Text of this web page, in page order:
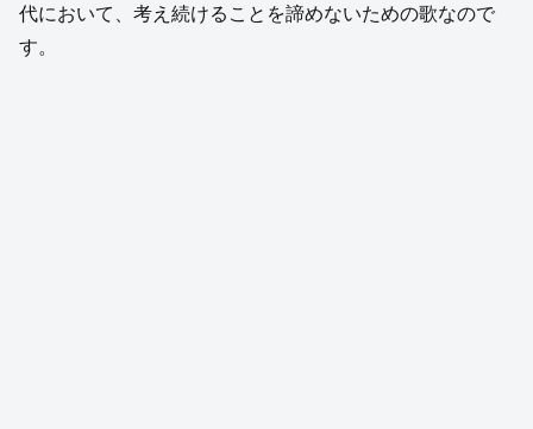
代において、考え続けることを諦めないための歌なので
す。